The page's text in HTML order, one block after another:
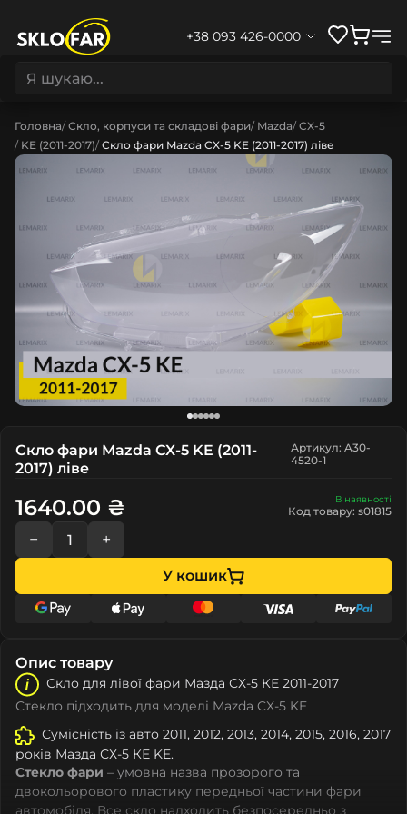
+38 093 426-0000
Головна Скло, корпуси та складові фари Mazda CX-5
KE (2011-2017) Скло фари Mazda CX-5 KE (2011-2017) ліве
Скло фари Mazda CX-5 KE (2011-
2017) ліве
Артикул: A30-
4520-1
В наявності
Код товару: s01815
1640.00 ₴
− +
У кошик
Опис товару
Скло для лівої фари Мазда СХ-5 КЕ 2011-2017
Стекло підходить для моделі Mazda CX-5 KE
Сумісність із авто 2011, 2012, 2013, 2014, 2015, 2016, 2017
років Мазда СХ-5 КЕ KE.
Стекло фари – умовна назва прозорого та
двокольорового пластику передньої частини фари
автомобіля. Все скло надходить безпосередньо з